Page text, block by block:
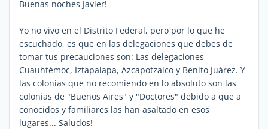
Buenas noches Javier!
Yo no vivo en el Distrito Federal, pero por lo que he
escuchado, es que en las delegaciones que debes de
tomar tus precauciones son: Las delegaciones
Cuauhtémoc, Iztapalapa, Azcapotzalco y Benito Juárez. Y
las colonias que no recomiendo en lo absoluto son las
colonias de "Buenos Aires" y "Doctores" debido a que a
conocidos y familiares las han asaltado en esos
lugares... Saludos!